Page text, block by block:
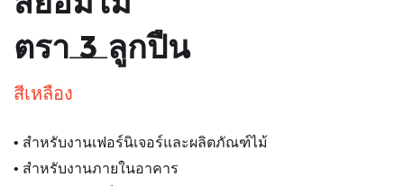
ตรา 3 ลูกปืน
สีเหลือง
• สำหรับงานเฟอร์นิเจอร์และผลิตภัณฑ์ไม้
• สำหรับงานภายในอาคาร